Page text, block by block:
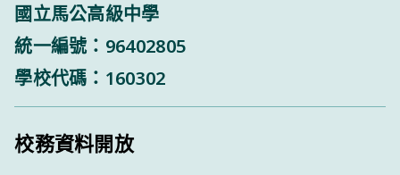
國立馬公高級中學
統一編號：96402805
學校代碼：160302
校務資料開放